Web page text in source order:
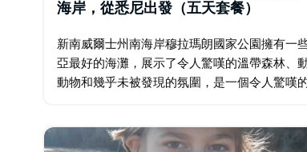
海岸，從悉尼出發（五天套餐）
新南威爾士州南海岸穆拉瑪朗國家公園擁有一
亞最好的海灘，展示了令人驚嘆的溫帶森林、
動物和幾乎未被發現的氛圍，是一個令人驚嘆